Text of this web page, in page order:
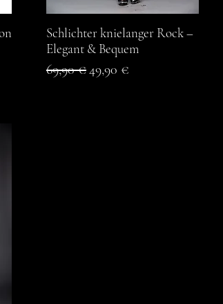
Schnellansicht
Schlichter knielanger Rock –
Elegant & Bequem
Standardpreis
69,90 €Sale-Preis
49,90 €